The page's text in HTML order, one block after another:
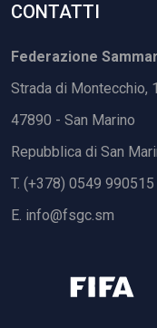
CONTATTI
Federazione
Strada di Montecchio,
47890 - San Marino
Repubblica di San
T. (+378) 0549 990515
E. info@fsgc.sm